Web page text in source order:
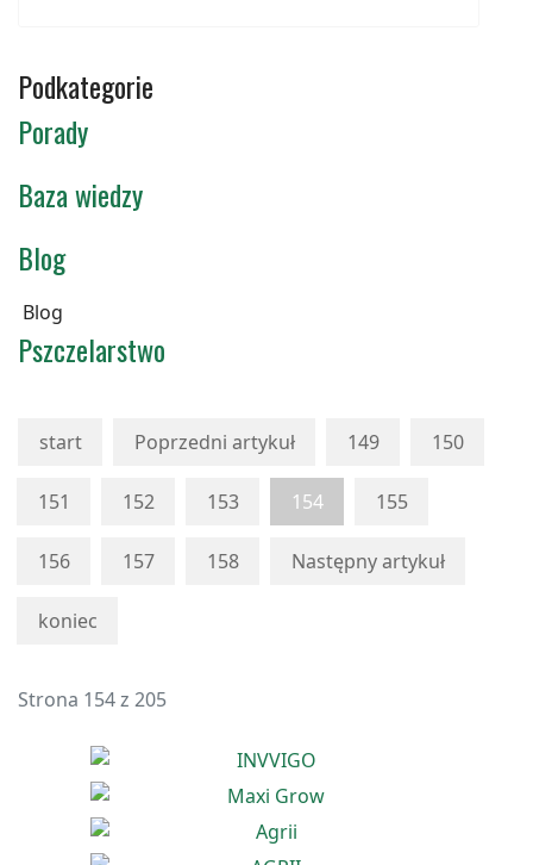
Podkategorie
Porady
Baza wiedzy
Blog
Blog
Pszczelarstwo
start Poprzedni artykuł 149 150
151 152 153 154 155
156 157 158 Następny artykuł
koniec
Strona 154 z 205